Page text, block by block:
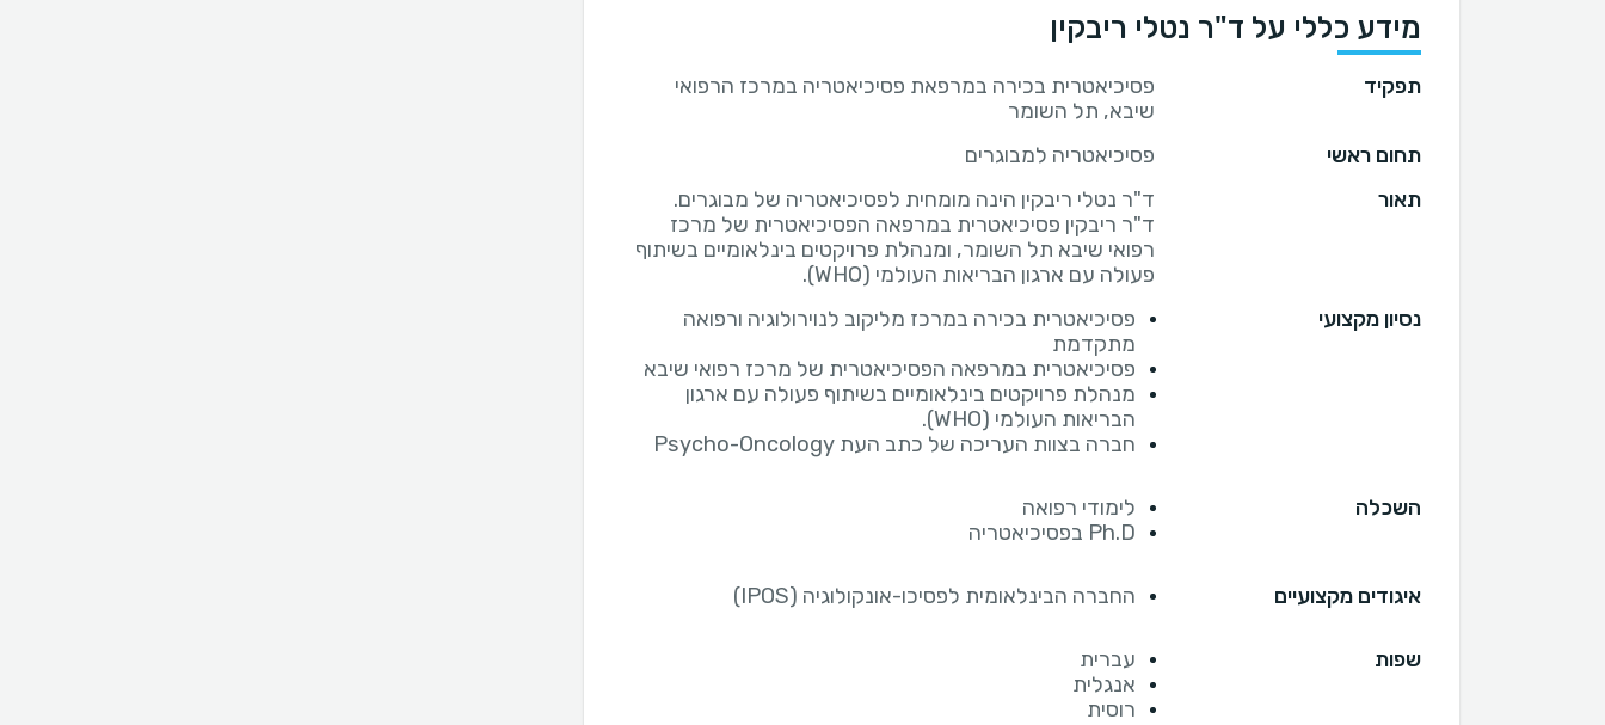
מידע כללי על ד"ר נטלי ריבקין
תפקיד
פסיכיאטרית בכירה במרפאת פסיכיאטריה במרכז הרפואי
שיבא, תל השומר
תחום ראשי
פסיכיאטריה למבוגרים
תאור
ד"ר ריבקין פסיכיאטרית במרפאה הפסיכיאטרית של מרכז
רפואי שיבא תל השומר, ומנהלת פרויקטים בינלאומיים בשיתוף
פעולה עם ארגון הבריאות העולמי (WHO).
נסיון מקצועי
פסיכיאטרית בכירה במרכז מליקוב לנוירולוגיה ורפואה
מתקדמת
פסיכיאטרית במרפאה הפסיכיאטרית של מרכז רפואי שיבא
מנהלת פרויקטים בינלאומיים בשיתוף פעולה עם ארגון
הבריאות העולמי (WHO).
חברה בצוות העריכה של כתב העת Psycho-Oncology
השכלה
לימודי רפואה
Ph.D בפסיכיאטריה
איגודים מקצועיים החברה הבינלאומית לפסיכו-אונקולוגיה (IPOS)
שפות
עברית
אנגלית
רוסית